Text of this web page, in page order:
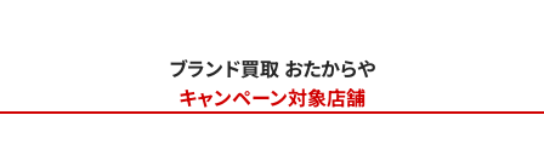
ブランド買取 おたからや
キャンペーン対象店舗